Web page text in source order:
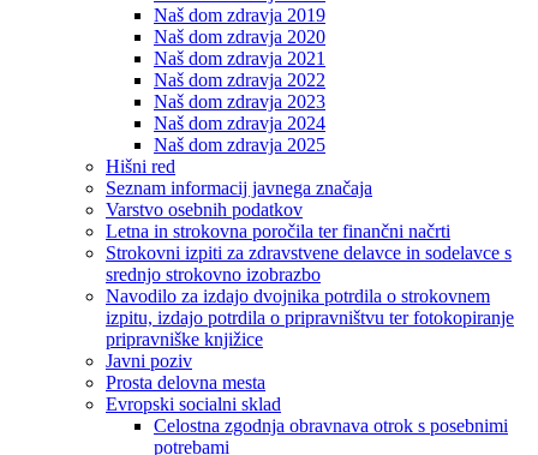
Naš dom zdravja 2019
Naš dom zdravja 2020
Naš dom zdravja 2021
Naš dom zdravja 2022
Naš dom zdravja 2023
Naš dom zdravja 2024
Naš dom zdravja 2025
Hišni red
Seznam informacij javnega značaja
Varstvo osebnih podatkov
Letna in strokovna poročila ter finančni načrti
Strokovni izpiti za zdravstvene delavce in sodelavce s
srednjo strokovno izobrazbo
Navodilo za izdajo dvojnika potrdila o strokovnem
izpitu, izdajo potrdila o pripravništvu ter fotokopiranje
pripravniške knjižice
Javni poziv
Prosta delovna mesta
Evropski socialni sklad
Celostna zgodnja obravnava otrok s posebnimi
potrebami